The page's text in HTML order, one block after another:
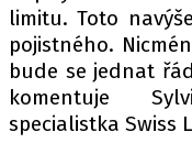
limitu. Toto
pojistného.
bude se jednat
komentuje
specialistka Swiss